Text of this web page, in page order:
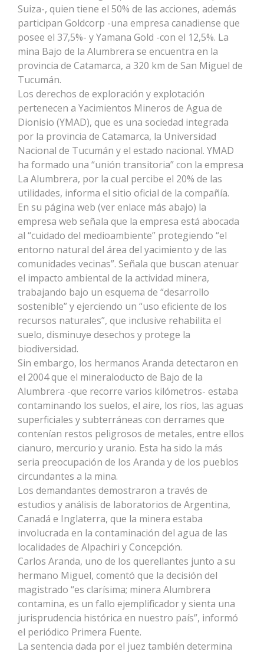
Suiza-, quien tiene el 50% de las acciones, además
participan Goldcorp -una empresa canadiense que
posee el 37,5%- y Yamana Gold -con el 12,5%. La
mina Bajo de la Alumbrera se encuentra en la
provincia de Catamarca, a 320 km de San Miguel de
Tucumán.
Los derechos de exploración y explotación
pertenecen a Yacimientos Mineros de Agua de
Dionisio (YMAD), que es una sociedad integrada
por la provincia de Catamarca, la Universidad
Nacional de Tucumán y el estado nacional. YMAD
ha formado una “unión transitoria” con la empresa
La Alumbrera, por la cual percibe el 20% de las
utilidades, informa el sitio oficial de la compañía.
En su página web (ver enlace más abajo) la
empresa web señala que la empresa está abocada
al “cuidado del medioambiente” protegiendo “el
entorno natural del área del yacimiento y de las
comunidades vecinas”. Señala que buscan atenuar
el impacto ambiental de la actividad minera,
trabajando bajo un esquema de “desarrollo
sostenible” y ejerciendo un “uso eficiente de los
recursos naturales”, que inclusive rehabilita el
suelo, disminuye desechos y protege la
biodiversidad.
Sin embargo, los hermanos Aranda detectaron en
el 2004 que el mineraloducto de Bajo de la
Alumbrera -que recorre varios kilómetros- estaba
contaminando los suelos, el aire, los ríos, las aguas
superficiales y subterráneas con derrames que
contenían restos peligrosos de metales, entre ellos
cianuro, mercurio y uranio. Esta ha sido la más
seria preocupación de los Aranda y de los pueblos
circundantes a la mina.
Los demandantes demostraron a través de
estudios y análisis de laboratorios de Argentina,
Canadá e Inglaterra, que la minera estaba
involucrada en la contaminación del agua de las
localidades de Alpachiri y Concepción.
Carlos Aranda, uno de los querellantes junto a su
hermano Miguel, comentó que la decisión del
magistrado “es clarísima; minera Alumbrera
contamina, es un fallo ejemplificador y sienta una
jurisprudencia histórica en nuestro país”, informó
el periódico Primera Fuente.
La sentencia dada por el juez también determina